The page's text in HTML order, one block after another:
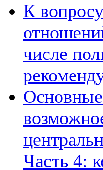
К
числе
Часть 4: